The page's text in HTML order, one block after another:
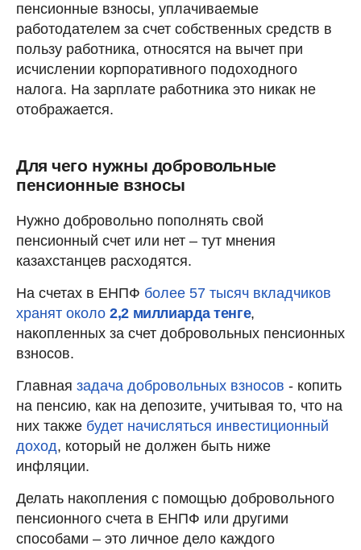
пенсионные взносы, уплачиваемые
работодателем за счет собственных средств в
пользу работника, относятся на вычет при
исчислении корпоративного подоходного
налога. На зарплате работника это никак не
отображается.
Для чего нужны добровольные
пенсионные взносы
Нужно добровольно пополнять свой
пенсионный счет или нет – тут мнения
казахстанцев расходятся.
На счетах в ЕНПФ более 57 тысяч вкладчиков
хранят около 2,2 миллиарда тенге,
накопленных за счет добровольных пенсионных
взносов.
Главная задача добровольных взносов - копить
на пенсию, как на депозите, учитывая то, что на
них также будет начисляться инвестиционный
доход, который не должен быть ниже
инфляции.
Делать накопления с помощью добровольного
пенсионного счета в ЕНПФ или другими
способами – это личное дело каждого